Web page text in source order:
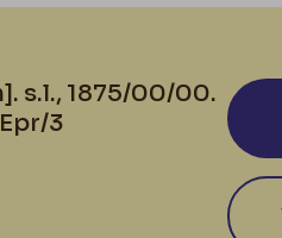
s.l., 1875/00/00.
3